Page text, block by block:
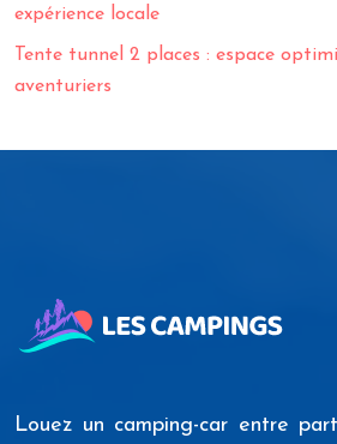
expérience locale
Tente tunnel 2 places : espace
aventuriers
Louez un camping-car entre